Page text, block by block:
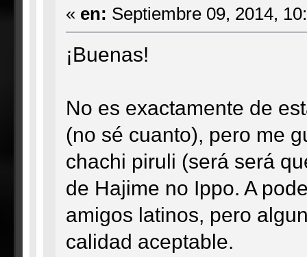
« en: Septiembre 09, 2014,
¡Buenas!
No es exactamente de
(no sé cuanto), pero me
chachi piruli (será será
de Hajime no Ippo. A
amigos latinos, pero
calidad aceptable.